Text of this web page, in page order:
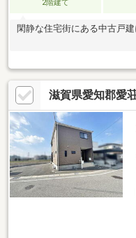
2階建て
閑静な住宅街にある中古戸建
滋賀県愛知郡愛